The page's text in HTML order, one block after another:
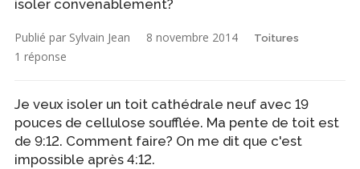
isoler convenablement?
Publié par Sylvain Jean 8 novembre 2014 Toitures
1 réponse
Je veux isoler un toit cathédrale neuf avec 19
pouces de cellulose soufflée. Ma pente de toit est
de 9:12. Comment faire? On me dit que c'est
impossible après 4:12.